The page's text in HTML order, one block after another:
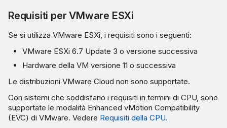
Requisiti per VMware ESXi
Se si utilizza VMware ESXi, i requisiti sono i seguenti:
VMware ESXi 6.7 Update 3 o versione successiva
Hardware della VM versione 11 o successiva
Le distribuzioni VMware Cloud non sono supportate.
Con sistemi che soddisfano i requisiti in termini di CPU, sono
supportate le modalità Enhanced vMotion Compatibility
(EVC) di VMware. Vedere Requisiti della CPU.